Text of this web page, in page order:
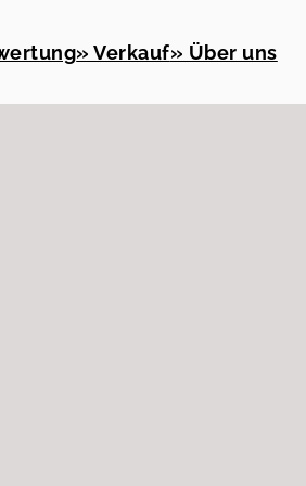
» Verkauf» Über uns